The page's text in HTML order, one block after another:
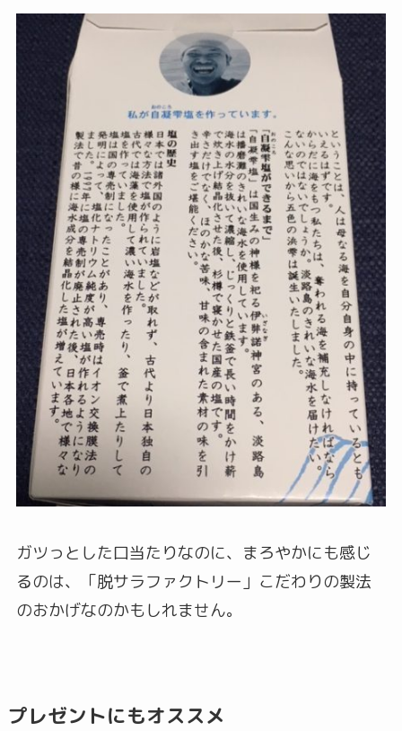
ガツっとした口当たりなのに、まろやかにも感じ
るのは、「脱サラファクトリー」こだわりの製法
のおかげなのかもしれません。
プレゼントにもオススメ